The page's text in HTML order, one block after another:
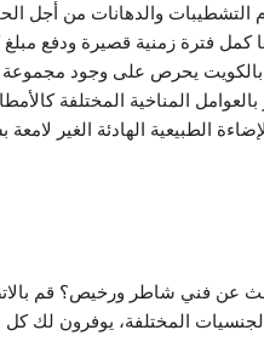
والدهانات من أجل
فترة زمنية قصيرة ودفع مبلغ
بالكويت يحرص على وجود
بالعوامل المناخية المختلفة
الطبيعية الهادئة الغير
فني شاطر ورخيص؟ قم
المختلفة، يوفرون لك كل ما